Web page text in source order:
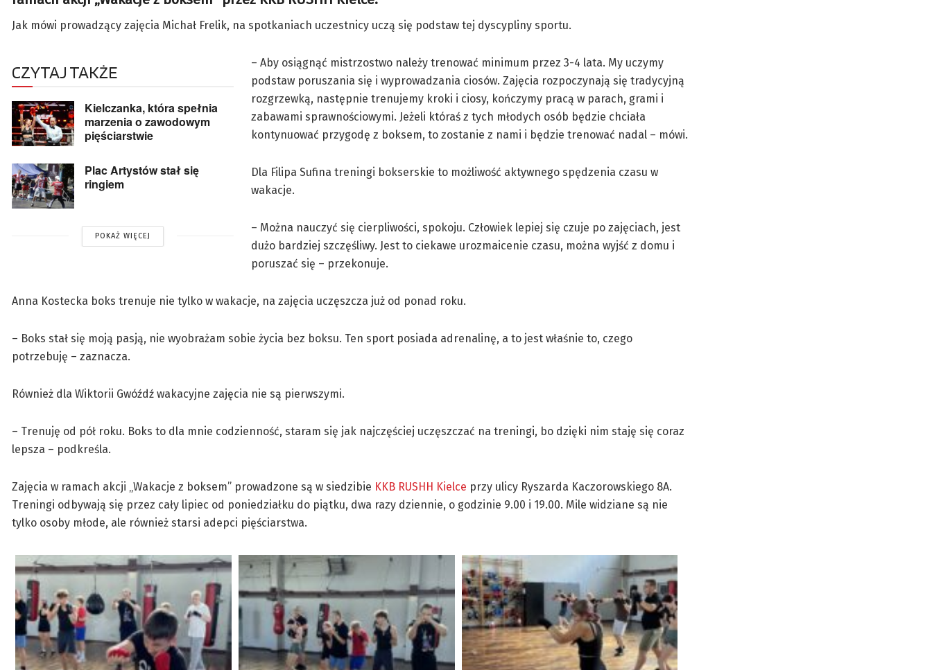
Jak mówi prowadzący zajęcia Michał Frelik, na spotkaniach uczestnicy uczą się podstaw tej dyscypliny sportu.
CZYTAJ TAKŻE
Kielczanka, która spełnia
marzenia o zawodowym
pięściarstwie
Plac Artystów stał się
ringiem
POKAŻ WIĘCEJ
– Aby osiągnąć mistrzostwo należy trenować minimum przez 3-4 lata. My uczymy
podstaw poruszania się i wyprowadzania ciosów. Zajęcia rozpoczynają się tradycyjną
rozgrzewką, następnie trenujemy kroki i ciosy, kończymy pracą w parach, grami i
zabawami sprawnościowymi. Jeżeli któraś z tych młodych osób będzie chciała
kontynuować przygodę z boksem, to zostanie z nami i będzie trenować nadal – mówi.
Dla Filipa Sufina treningi bokserskie to możliwość aktywnego spędzenia czasu w
wakacje.
– Można nauczyć się cierpliwości, spokoju. Człowiek lepiej się czuje po zajęciach, jest
dużo bardziej szczęśliwy. Jest to ciekawe urozmaicenie czasu, można wyjść z domu i
poruszać się – przekonuje.
Anna Kostecka boks trenuje nie tylko w wakacje, na zajęcia uczęszcza już od ponad roku.
– Boks stał się moją pasją, nie wyobrażam sobie życia bez boksu. Ten sport posiada adrenalinę, a to jest właśnie to, czego
potrzebuję – zaznacza.
Również dla Wiktorii Gwóźdź wakacyjne zajęcia nie są pierwszymi.
– Trenuję od pół roku. Boks to dla mnie codzienność, staram się jak najczęściej uczęszczać na treningi, bo dzięki nim staję się coraz
lepsza – podkreśla.
Zajęcia w ramach akcji „Wakacje z boksem” prowadzone są w siedzibie KKB RUSHH Kielce przy ulicy Ryszarda Kaczorowskiego 8A.
Treningi odbywają się przez cały lipiec od poniedziałku do piątku, dwa razy dziennie, o godzinie 9.00 i 19.00. Mile widziane są nie
tylko osoby młode, ale również starsi adepci pięściarstwa.